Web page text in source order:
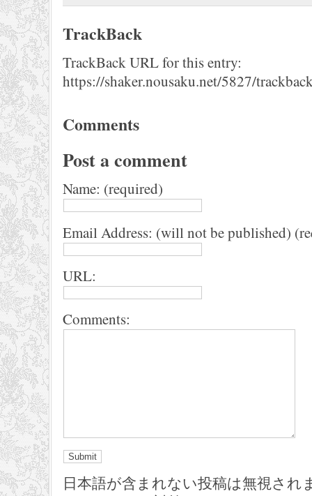
TrackBack
TrackBack URL for this entry:
https://shaker.nousaku.net/5827/
Comments
Post a comment
Name: (required)
Email Address: (will not be published)
URL:
Comments:
日本語が含まれない投稿は無視され